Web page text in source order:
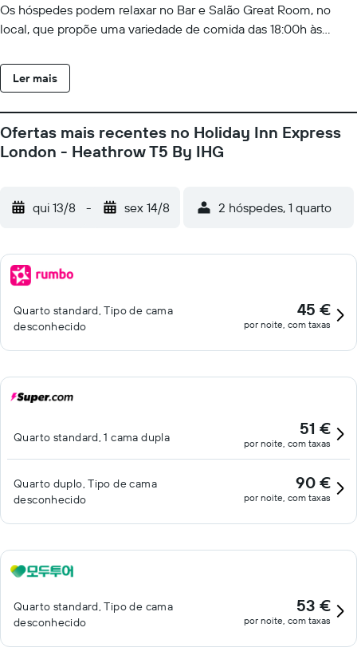
Os hóspedes podem relaxar no Bar e Salão Great Room, no
local, que propõe uma variedade de comida das 18:00h às
um custo adicional. O Castelo de Windsor fica a cerca de 4,8
km. A propriedade está a 10 minutos de carro da Estação
Rodoviária Central de Heathrow. No Terminal 5 de Heathrow, os
hóspedes encontrarão também serviços de metro.
Ler mais
Ofertas mais recentes no Holiday Inn Express
London - Heathrow T5 By IHG
qui 13/8 - sex 14/8 2 hóspedes, 1 quarto
Quarto standard, Tipo de cama
desconhecido
45 €
por noite, com taxas
Quarto standard, 1 cama dupla 51 €
por noite, com taxas
Quarto duplo, Tipo de cama
desconhecido
90 €
por noite, com taxas
Quarto standard, Tipo de cama
desconhecido
53 €
por noite, com taxas